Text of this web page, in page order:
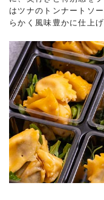
はツナのトンナートソ
らかく風味豊かに仕上げ